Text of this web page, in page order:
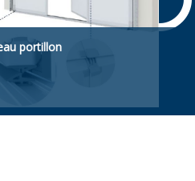
portillon